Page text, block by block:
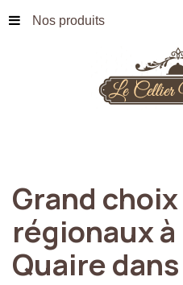
Nos produits
Grand choix
régionauxà
Quairedans